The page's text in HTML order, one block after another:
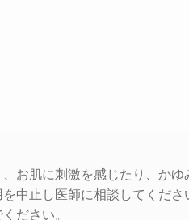
お肌に刺激を感じたり、か
中止し医師に相談してくださ
ださい。